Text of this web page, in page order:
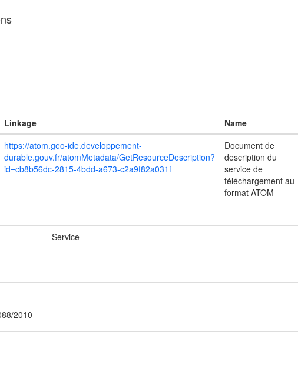
Linkage
Name
https://atom.geo-ide.developpement-
durable.gouv.fr/atomMetadata/GetResourceDescription?
id=cb8b56dc-2815-4bdd-a673-c2a9f82a031f
Document de
description du
service de
téléchargement au
format ATOM
Service
2010